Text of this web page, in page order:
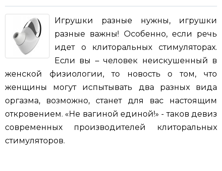
Игрушки разные нужны, игрушки
разные важны! Особенно, если речь
идет о клиторальных стимуляторах.
Если вы – человек неискушенный в
женской физиологии, то новость о том, что
женщины могут испытывать два разных вида
оргазма, возможно, станет для вас настоящим
откровением. «Не вагиной единой!» - таков девиз
современных производителей клиторальных
стимуляторов.